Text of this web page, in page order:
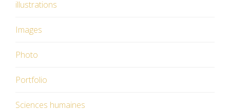
illustrations
Images
Photo
Portfolio
Sciences humaines